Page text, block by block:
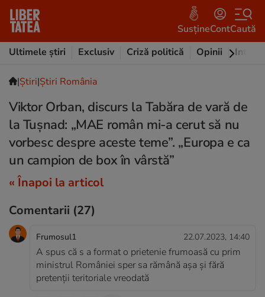
SusțineContCaută
Ultimele știri
Exclusiv Criză politică Opinii
|Ştiri|Știri România
Viktor Orban, discurs la Tabăra de vară de
la Tușnad: „MAE român mi-a cerut să nu
vorbesc despre aceste teme”. „Europa e ca
un campion de box în vârstă”
« Înapoi la articol
Comentarii (27)
Frumosul1 22.07.2023, 14:40
A spus că s a format o prietenie frumoasă cu prim
ministrul României sper sa rămână așa și fără
pretenții teritoriale vreodată